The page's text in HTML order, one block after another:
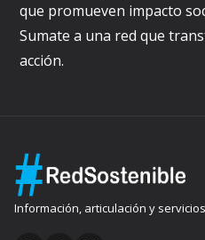
que promueven impacto
Sumate a una red que
acción.
Información, articulación y